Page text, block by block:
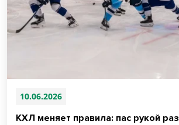
10.06.2026
КХЛ меняет правила: пас рукой